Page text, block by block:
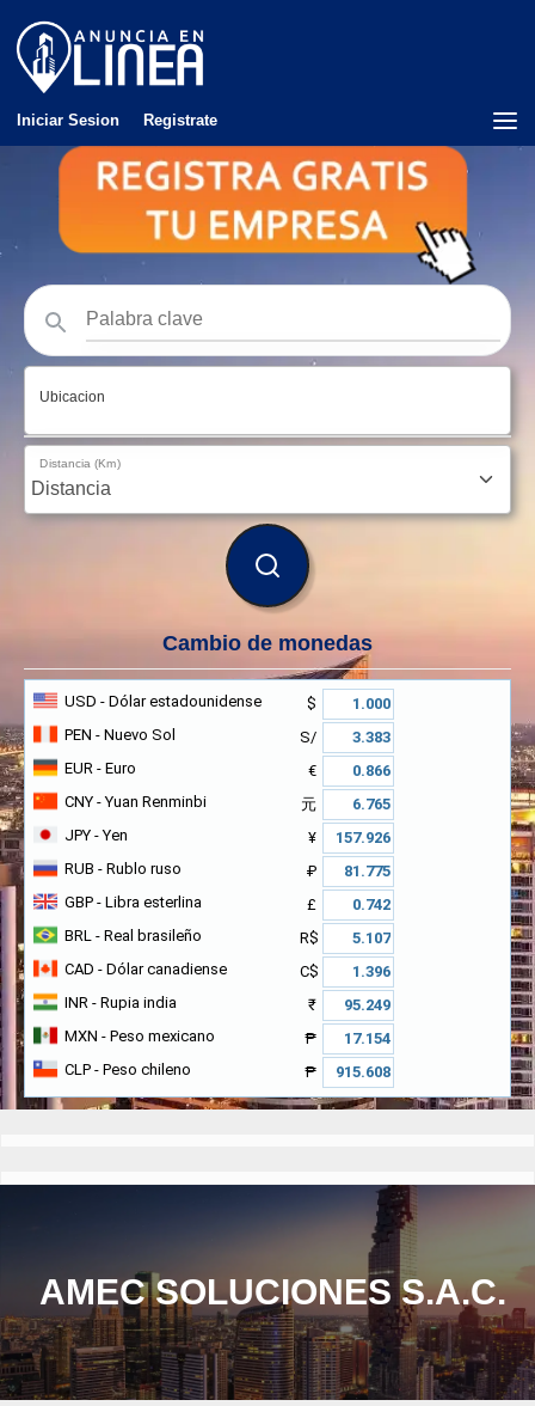
Iniciar Sesion Registrate
Ubicacion
Distancia (Km)
BUSCAR
Cambio de monedas
USD - Dólar estadounidense
$
PEN - Nuevo Sol
S/
EUR - Euro
€
CNY - Yuan Renminbi
元
JPY - Yen
¥
RUB - Rublo ruso
₽
GBP - Libra esterlina
£
BRL - Real brasileño
R$
CAD - Dólar canadiense
C$
INR - Rupia india
₹
MXN - Peso mexicano
₱
CLP - Peso chileno ₱
AMEC SOLUCIONES S.A.C.